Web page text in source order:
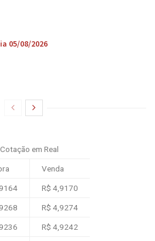
05/08/2026
Cotação em Real
Venda
R$ 4,9170
R$ 4,9274
R$ 4,9242